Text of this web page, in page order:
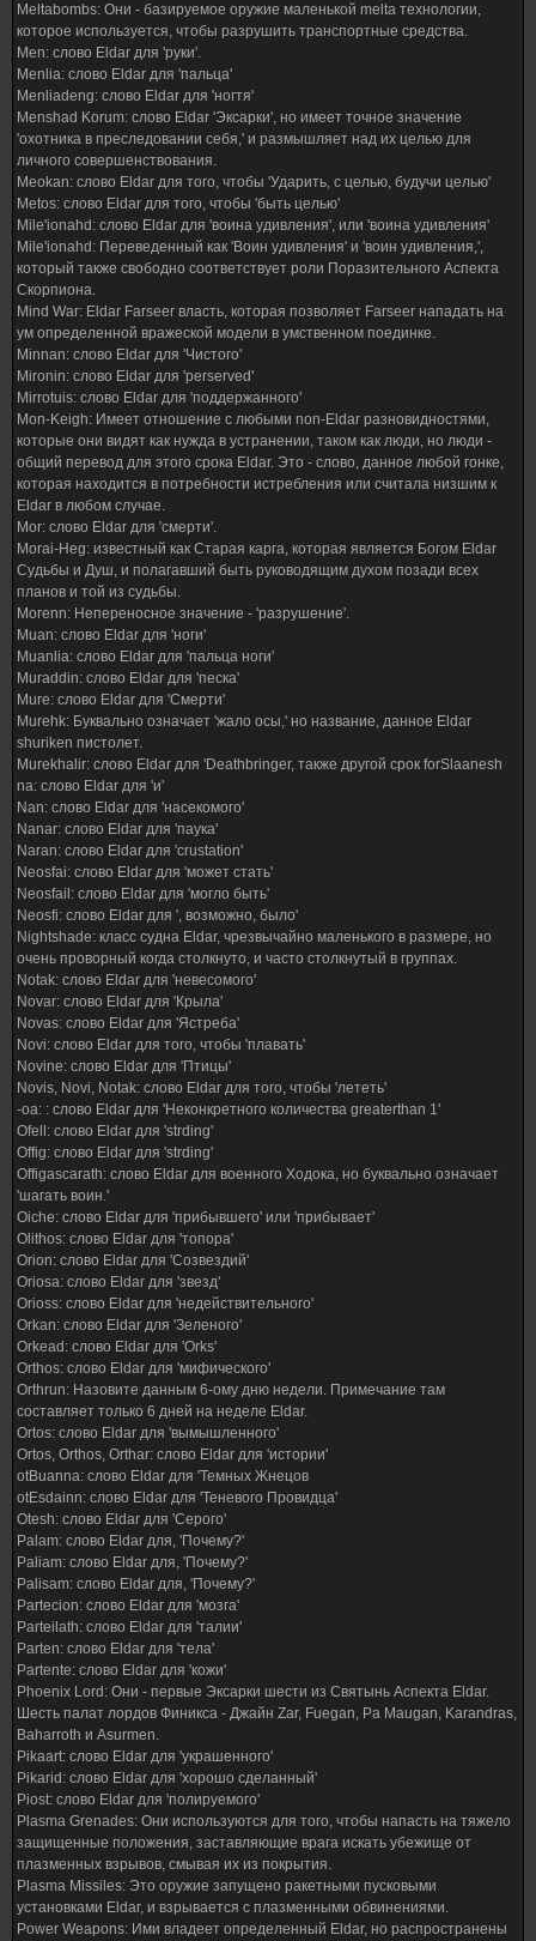
Meltabombs: Они - базируемое оружие маленькой melta технологии,
которое используется, чтобы разрушить транспортные средства.
Men: слово Eldar для 'руки'.
Menlia: слово Eldar для 'пальца'
Menliadeng: слово Eldar для 'ногтя'
Menshad Korum: слово Eldar 'Эксарки', но имеет точное значение
'охотника в преследовании себя,' и размышляет над их целью для
личного совершенствования.
Meokan: слово Eldar для того, чтобы 'Ударить, с целью, будучи целью'
Metos: слово Eldar для того, чтобы 'быть целью'
Mile'ionahd: слово Eldar для 'воина удивления', или 'воина удивления'
Mile'ionahd: Переведенный как 'Воин удивления' и 'воин удивления,',
который также свободно соответствует роли Поразительного Аспекта
Скорпиона.
Mind War: Eldar Farseer власть, которая позволяет Farseer нападать на
ум определенной вражеской модели в умственном поединке.
Minnan: слово Eldar для 'Чистого'
Mironin: слово Eldar для 'perserved'
Mirrotuis: слово Eldar для 'поддержанного'
Mon-Keigh: Имеет отношение с любыми non-Eldar разновидностями,
которые они видят как нужда в устранении, таком как люди, но люди -
общий перевод для этого срока Eldar. Это - слово, данное любой гонке,
которая находится в потребности истребления или считала низшим к
Eldar в любом случае.
Mor: слово Eldar для 'смерти'.
Morai-Heg: известный как Старая карга, которая является Богом Eldar
Судьбы и Душ, и полагавший быть руководящим духом позади всех
планов и той из судьбы.
Morenn: Непереносное значение - 'разрушение'.
Muan: слово Eldar для 'ноги'
Muanlia: слово Eldar для 'пальца ноги'
Muraddin: слово Eldar для 'песка'
Mure: слово Eldar для 'Смерти'
Murehk: Буквально означает 'жало осы,' но название, данное Eldar
shuriken пистолет.
Murekhalir: слово Eldar для 'Deathbringer, также другой срок forSlaanesh
na: слово Eldar для 'и'
Nan: слово Eldar для 'насекомого'
Nanar: слово Eldar для 'паука'
Naran: слово Eldar для 'crustation'
Neosfai: слово Eldar для 'может стать'
Neosfail: слово Eldar для 'могло быть'
Neosfi: слово Eldar для ', возможно, было'
Nightshade: класс судна Eldar, чрезвычайно маленького в размере, но
очень проворный когда столкнуто, и часто столкнутый в группах.
Notak: слово Eldar для 'невесомого'
Novar: слово Eldar для 'Крыла'
Novas: слово Eldar для 'Ястреба'
Novi: слово Eldar для того, чтобы 'плавать'
Novine: слово Eldar для 'Птицы'
Novis, Novi, Notak: слово Eldar для того, чтобы 'лететь'
-oa: : слово Eldar для 'Неконкретного количества greaterthan 1'
Ofell: слово Eldar для 'strding'
Offig: слово Eldar для 'strding'
Offigascarath: слово Eldar для военного Ходока, но буквально означает
'шагать воин.'
Oiche: слово Eldar для 'прибывшего' или 'прибывает'
Olithos: слово Eldar для 'топора'
Orion: слово Eldar для 'Созвездий'
Oriosa: слово Eldar для 'звезд'
Orioss: слово Eldar для 'недействительного'
Orkan: слово Eldar для 'Зеленого'
Orkead: слово Eldar для 'Orks'
Orthos: слово Eldar для 'мифического'
Orthrun: Назовите данным 6-ому дню недели. Примечание там
составляет только 6 дней на неделе Eldar.
Ortos: слово Eldar для 'вымышленного'
Ortos, Orthos, Orthar: слово Eldar для 'истории'
otBuanna: слово Eldar для 'Темных Жнецов
otEsdainn: слово Eldar для 'Теневого Провидца'
Otesh: слово Eldar для 'Серого'
Palam: слово Eldar для, 'Почему?'
Paliam: слово Eldar для, 'Почему?'
Palisam: слово Eldar для, 'Почему?'
Partecion: слово Eldar для 'мозга'
Parteilath: слово Eldar для 'талии'
Parten: слово Eldar для 'тела'
Partente: слово Eldar для 'кожи'
Phoenix Lord: Они - первые Эксарки шести из Святынь Аспекта Eldar.
Шесть палат лордов Финикса - Джайн Zar, Fuegan, Ра Maugan, Karandras,
Baharroth и Asurmen.
Pikaart: слово Eldar для 'украшенного'
Pikarid: слово Eldar для 'хорошо сделанный'
Piost: слово Eldar для 'полируемого'
Plasma Grenades: Они используются для того, чтобы напасть на тяжело
защищенные положения, заставляющие врага искать убежище от
плазменных взрывов, смывая их из покрытия.
Plasma Missiles: Это оружие запущено ракетными пусковыми
установками Eldar, и взрывается с плазменными обвинениями.
Power Weapons: Ими владеет определенный Eldar, но распространены